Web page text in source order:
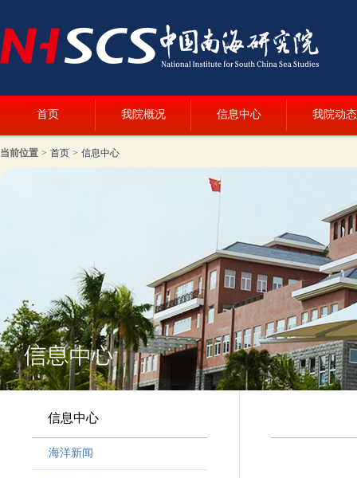
首页 我院概况 信息中心 我院动态
当前位置 > 首页 > 信息中心
信息中心
海洋新闻